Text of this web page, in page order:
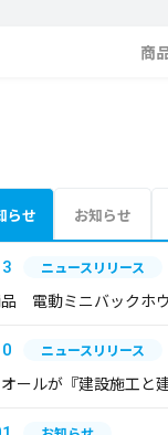
商
らせ お知らせ
ニュースリリース
電動ミニバックホ
ニュースリリース
ールが『建設施工と